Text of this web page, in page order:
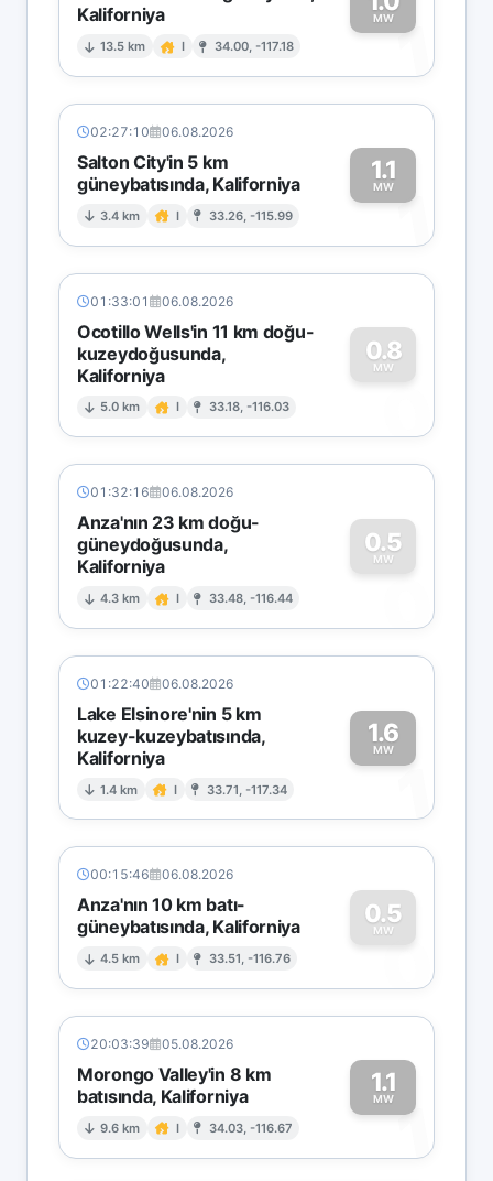
Kaliforniya
13.5 km I 34.00, -117.18
MW1
02:27:10 06.08.2026
Salton City'in 5 km
güneybatısında, Kaliforniya
3.4 km I 33.26, -115.99
1.1
MW1
01:33:01 06.08.2026
Ocotillo Wells'in 11 km doğu-
kuzeydoğusunda,
Kaliforniya
5.0 km I 33.18, -116.03
0.8
MW
0
01:32:16 06.08.2026
Anza'nın 23 km doğu-
güneydoğusunda,
Kaliforniya
4.3 km I 33.48, -116.44
0.5
MW
0
01:22:40 06.08.2026
Lake Elsinore'nin 5 km
kuzey-kuzeybatısında,
Kaliforniya
1.4 km I 33.71, -117.34
1.6
MW
1
00:15:46 06.08.2026
Anza'nın 10 km batı-
güneybatısında, Kaliforniya
4.5 km I 33.51, -116.76
0.5
MW
0
20:03:39 05.08.2026
Morongo Valley'in 8 km
batısında, Kaliforniya
9.6 km I 34.03, -116.67
1.1
MW1